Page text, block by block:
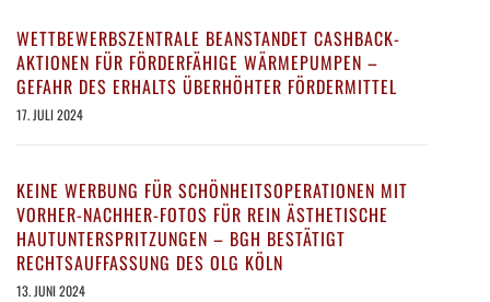
WETTBEWERBSZENTRALE BEANSTANDET CASHBACK-
AKTIONEN FÜR FÖRDERFÄHIGE WÄRMEPUMPEN –
GEFAHR DES ERHALTS ÜBERHÖHTER FÖRDERMITTEL
17. JULI 2024
KEINE WERBUNG FÜR SCHÖNHEITSOPERATIONEN MIT
VORHER-NACHHER-FOTOS FÜR REIN ÄSTHETISCHE
HAUTUNTERSPRITZUNGEN – BGH BESTÄTIGT
RECHTSAUFFASSUNG DES OLG KÖLN
13. JUNI 2024